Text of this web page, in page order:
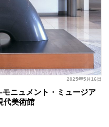
2025年5月16日
ニュメント・ミュージア
代美術館